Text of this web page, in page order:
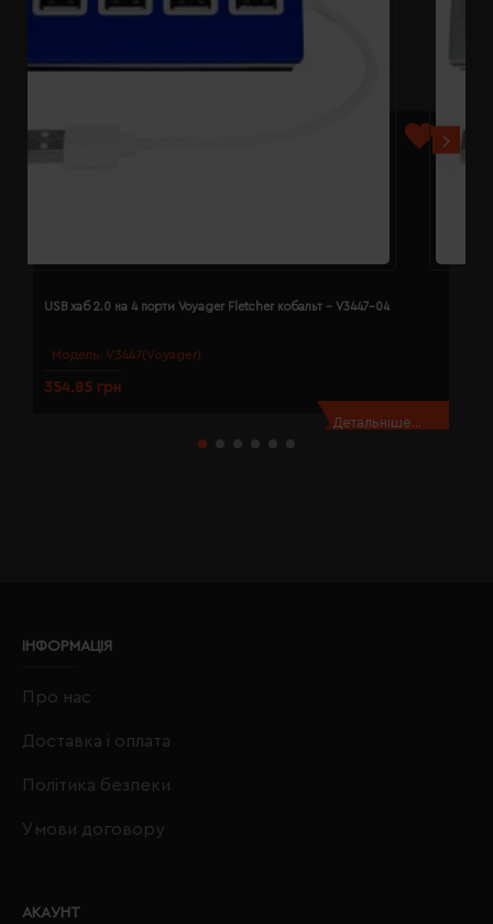
Модель: V3447(Voyager)
USB хаб 2.0 на 4 порти Voyager Fletcher кобальт - V3447-04
354.85 грн
Детальніше...
ІНФОРМАЦІЯ
Про нас
Доставка і оплата
Політика безпеки
Умови договору
АКАУНТ